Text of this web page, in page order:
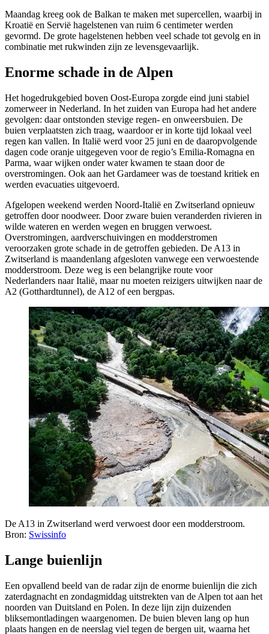
Maandag kreeg ook de Balkan te maken met supercellen, waarbij in
Kroatië en Servië hagelstenen van ruim 6 centimeter werden
gevormd. De grote hagelstenen hebben veel schade tot gevolg en in
combinatie met rukwinden zijn ze levensgevaarlijk.
Enorme schade in de Alpen
Het hogedrukgebied boven Oost-Europa zorgde eind juni stabiel
zomerweer in Nederland. In het zuiden van Europa had het andere
gevolgen: daar ontstonden stevige regen- en onweersbuien. De
buien verplaatsten zich traag, waardoor er in korte tijd lokaal veel
regen kan vallen. In Italië werd voor 25 juni en de daaropvolgende
dagen code oranje uitgegeven voor de regio’s Emilia-Romagna en
Parma, waar wijken onder water kwamen te staan door de
overstromingen. Ook aan het Gardameer was de toestand kritiek en
werden evacuaties uitgevoerd.
Afgelopen weekend werden Noord-Italië en Zwitserland opnieuw
getroffen door noodweer. Door zware buien veranderden rivieren in
wilde wateren en werden wegen en bruggen verwoest.
Overstromingen, aardverschuivingen en modderstromen
veroorzaken grote schade in de getroffen gebieden. De A13 in
Zwitserland is maandenlang afgesloten vanwege een verwoestende
modderstroom. Deze weg is een belangrijke route voor
Nederlanders naar Italië, maar nu moeten reizigers uitwijken naar de
A2 (Gotthardtunnel), de A12 of een bergpas.
De A13 in Zwitserland werd verwoest door een modderstroom.
Bron: Swissinfo
Lange buienlijn
Een opvallend beeld van de radar zijn de enorme buienlijn die zich
zaterdagnacht en zondagmiddag uitstrekten van de Alpen tot aan het
noorden van Duitsland en Polen. In deze lijn zijn duizenden
bliksemontladingen waargenomen. De buien bleven lang op hun
plaats hangen en de neerslag viel tegen de bergen uit, waarna het